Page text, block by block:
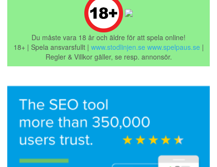
Du måste vara 18 år och äldre för att spela online!
18+ | Spela ansvarsfullt | www.stodlinjen.se www.spelpaus.se |
Regler & Villkor gäller, se resp. annonsör.